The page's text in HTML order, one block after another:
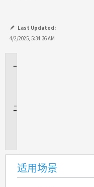
Last Updated:
4/2/2025, 5:34:36 AM
适用场景